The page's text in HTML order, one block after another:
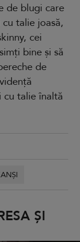
de blugi care
talie joasă,
cei
bine și să
de
talie înaltă
ȘI